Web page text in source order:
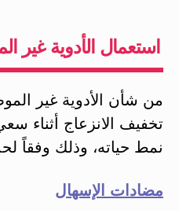
استعمال الأدوية غير
من شأن الأدوية غير
تخفيف الانزعاج أثناء
نمط حياته، وذلك وفقاً
مضادات الإسهال